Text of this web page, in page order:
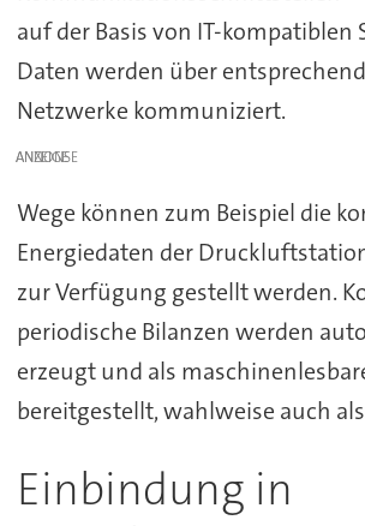
auf der Basis von IT-kompatiblen
Daten werden über
Netzwerke kommuniziert.
ANZEIGE
Wege können zum Beispiel die
Energiedaten der
zur Verfügung gestellt werden.
periodische Bilanzen werden
erzeugt und als
bereitgestellt, wahlweise auch
Einbindung in